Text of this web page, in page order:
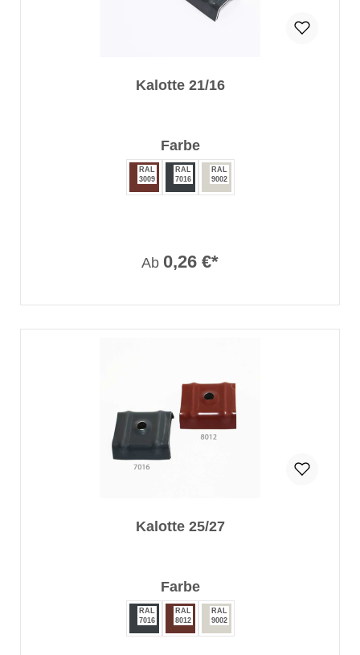
Kalotte 21/16
Farbeauswählen
RAL
3009
RAL
7016
RAL
9002
Ab 0,26 €*
Kalotte 25/27
Farbeauswählen
RAL
7016
RAL
8012
RAL
9002